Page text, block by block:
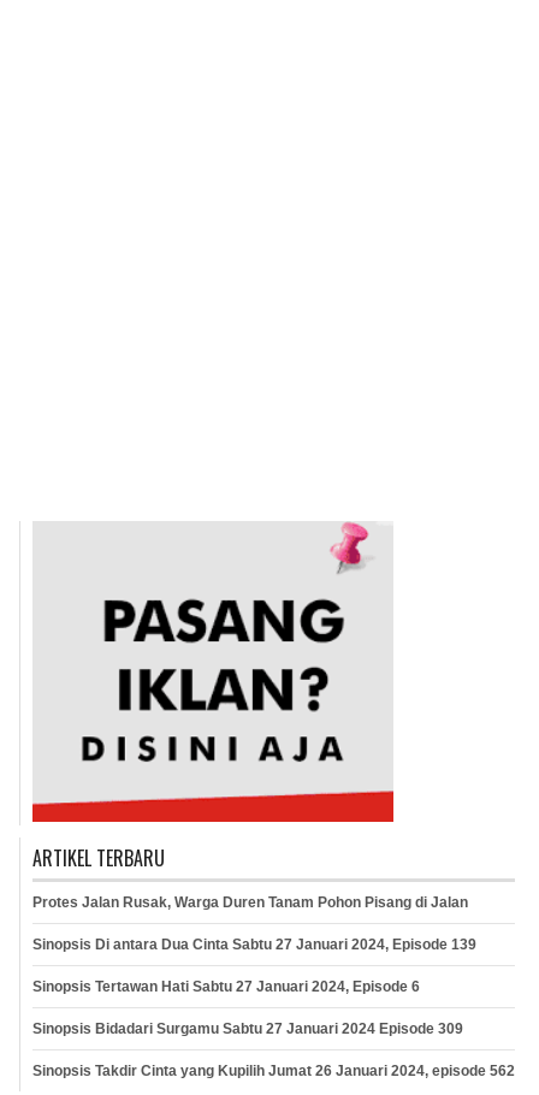
ARTIKEL TERBARU
Protes Jalan Rusak, Warga Duren Tanam Pohon Pisang di Jalan
Sinopsis Di antara Dua Cinta Sabtu 27 Januari 2024, Episode 139
Sinopsis Tertawan Hati Sabtu 27 Januari 2024, Episode 6
Sinopsis Bidadari Surgamu Sabtu 27 Januari 2024 Episode 309
Sinopsis Takdir Cinta yang Kupilih Jumat 26 Januari 2024, episode 562